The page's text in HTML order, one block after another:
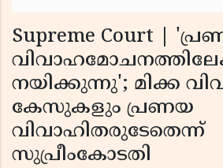
Supreme Court |
നയിക്കുന്നു'; മിക്ക
കേസുകളും പ്രണയ
വിവാഹിതരുടേതെന്ന്
സുപ്രീംകോടതി